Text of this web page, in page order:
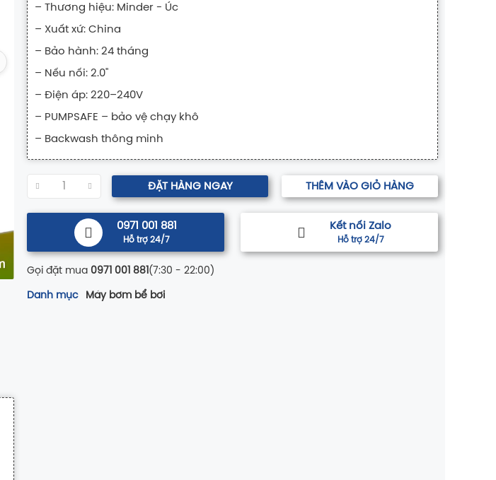
– Thương hiệu: Minder - Úc
– Xuất xứ: China
– Bảo hành: 24 tháng
– Nếu nối: 2.0"
– Điện áp: 220–240V
– PUMPSAFE – bảo vệ chạy khô
– Backwash thông minh
ĐẶT HÀNG NGAY THÊM VÀO GIỎ HÀNG
0971 001 881
Hỗ trợ 24/7
Kết nối Zalo
Hỗ trợ 24/7
Gọi đặt mua0971 001 881(7:30 - 22:00)
Danh mục Máy bơm bể bơi